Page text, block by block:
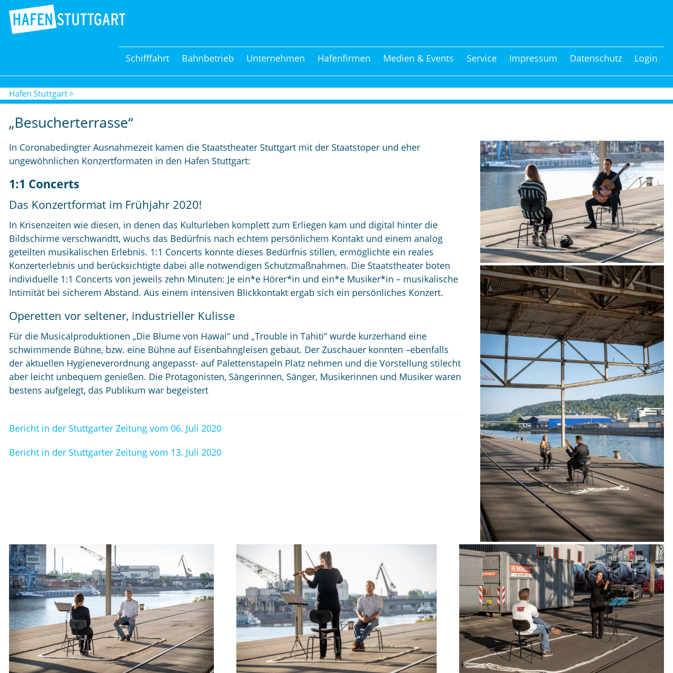
Schifffahrt Bahnbetrieb Unternehmen Hafenfirmen Medien & Events Service Impressum Datenschutz Login
Hafen Stuttgart
„Besucherterrasse“
In Coronabedingter Ausnahmezeit kamen die Staatstheater Stuttgart mit der Staatstoper und eher
ungewöhnlichen Konzertformaten in den Hafen Stuttgart:
1:1 Concerts
Das Konzertformat im Frühjahr 2020!
In Krisenzeiten wie diesen, in denen das Kulturleben komplett zum Erliegen kam und digital hinter die
Bildschirme verschwandtt, wuchs das Bedürfnis nach echtem persönlichem Kontakt und einem analog
geteilten musikalischen Erlebnis. 1:1 Concerts konnte dieses Bedürfnis stillen, ermöglichte ein reales
Konzerterlebnis und berücksichtigte dabei alle notwendigen Schutzmaßnahmen. Die Staatstheater boten
individuelle 1:1 Concerts von jeweils zehn Minuten: Je ein*e Hörer*in und ein*e Musiker*in – musikalische
Intimität bei sicherem Abstand. Aus einem intensiven Blickkontakt ergab sich ein persönliches Konzert.
Operetten vor seltener, industrieller Kulisse
Für die Musicalproduktionen „Die Blume von Hawai“ und „Trouble in Tahiti“ wurde kurzerhand eine
schwimmende Bühne, bzw. eine Bühne auf Eisenbahngleisen gebaut. Der Zuschauer konnten –ebenfalls
der aktuellen Hygieneverordnung angepasst- auf Palettenstapeln Platz nehmen und die Vorstellung stilecht
aber leicht unbequem genießen. Die Protagonisten, Sängerinnen, Sänger, Musikerinnen und Musiker waren
bestens aufgelegt, das Publikum war begeistert
Bericht in der Stuttgarter Zeitung vom 06. Juli 2020
Bericht in der Stuttgarter Zeitung vom 13. Juli 2020